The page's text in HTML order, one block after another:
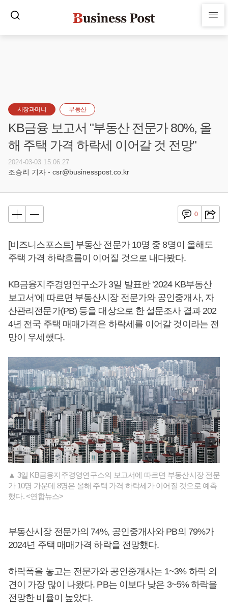
시장과머니 부동산
KB금융 보고서 "부동산 전문가 80%, 올
해 주택 가격 하락세 이어갈 것 전망"
2024-03-03 15:06:27
조승리 기자 - csr@businesspost.co.kr
0
[비즈니스포스트] 부동산 전문가 10명 중 8명이 올해도
주택 가격 하락흐름이 이어질 것으로 내다봤다.
KB금융지주경영연구소가 3일 발표한 ‘2024 KB부동산
보고서’에 따르면 부동산시장 전문가와 공인중개사, 자
산관리전문가(PB) 등을 대상으로 한 설문조사 결과 202
4년 전국 주택 매매가격은 하락세를 이어갈 것이라는 전
망이 우세했다.
▲ 3일 KB금융지주경영연구소의 보고서에 따르면 부동산시장 전문
가 10명 가운데 8명은 올해 주택 가격 하락세가 이어질 것으로 예측
했다. <연합뉴스>
부동산시장 전문가의 74%, 공인중개사와 PB의 79%가
2024년 주택 매매가격 하락을 전망했다.
하락폭을 놓고는 전문가와 공인중개사는 1~3% 하락 의
견이 가장 많이 나왔다. PB는 이보다 낮은 3~5% 하락을
전망한 비율이 높았다.